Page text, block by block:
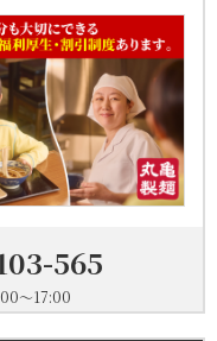
565
～17:00